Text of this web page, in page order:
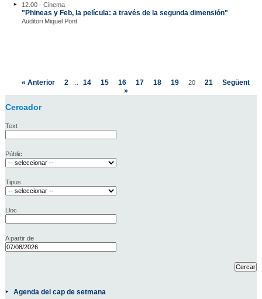
12.00 - Cinema
"Phineas y Feb, la película: a través de la segunda dimensión"
Auditori Miquel Pont
« Anterior 2 14 15 16 17 18 19 20 21
Següent
»
Cercador
Text
Públic
Tipus
Lloc
A partir de
Agenda del cap de setmana